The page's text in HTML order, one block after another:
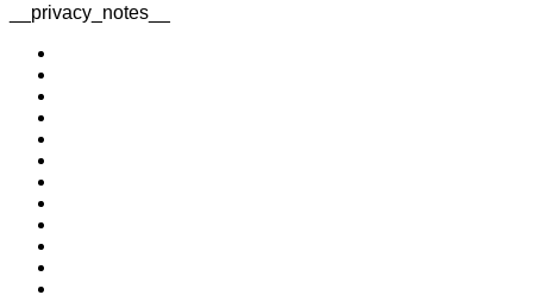
__privacy_notes__